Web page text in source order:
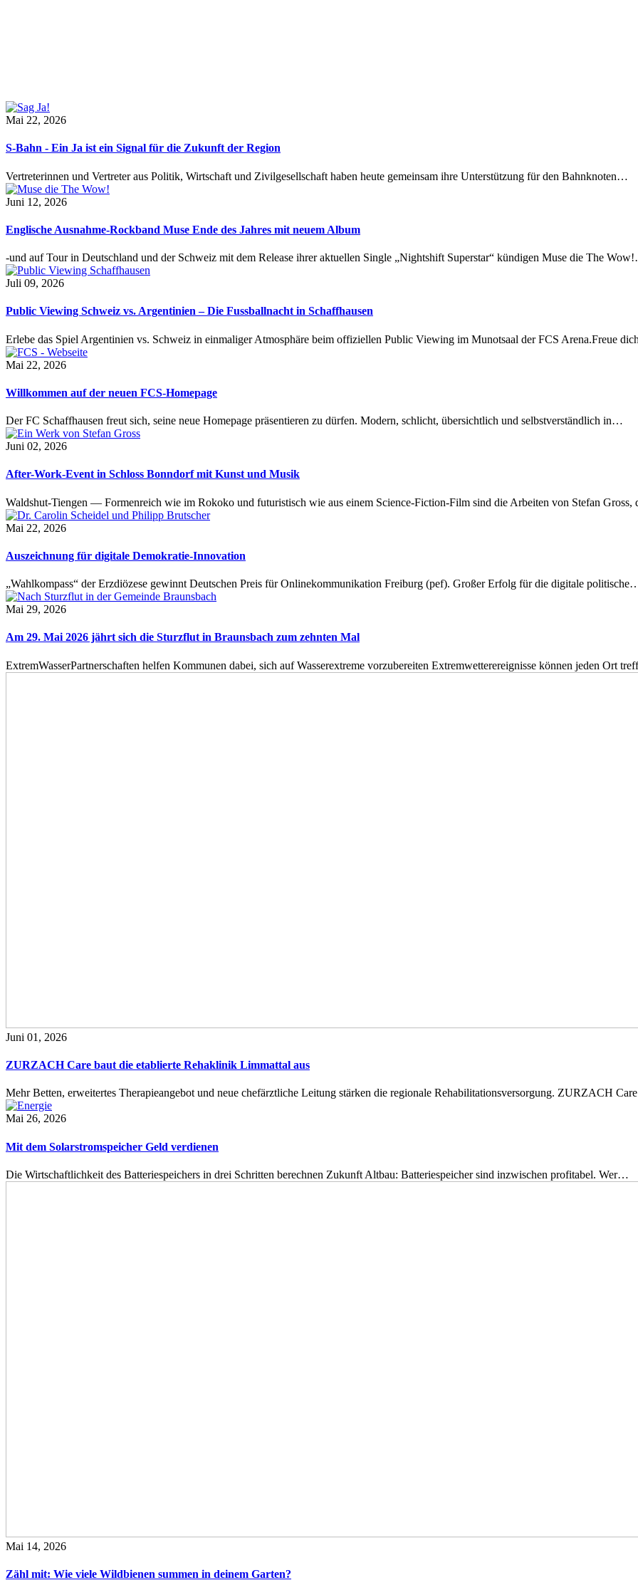
Mai 22, 2026
S-Bahn - Ein Ja ist ein Signal für die Zukunft der Region
Vertreterinnen und Vertreter aus Politik, Wirtschaft und Zivilgesellschaft haben heute gemeinsam ihre Unterstützung für den Bahnknoten…
Juni 12, 2026
Englische Ausnahme-Rockband Muse Ende des Jahres mit neuem Album
-und auf Tour in Deutschland und der Schweiz mit dem Release ihrer aktuellen Single „Nightshift Superstar“ kündigen Muse die The
Juli 09, 2026
Public Viewing Schweiz vs. Argentinien – Die Fussballnacht in Schaffhausen
Erlebe das Spiel Argentinien vs. Schweiz in einmaliger Atmosphäre beim offiziellen Public Viewing im Munotsaal der FCS Arena.Freue
Mai 22, 2026
Willkommen auf der neuen FCS-Homepage
Der FC Schaffhausen freut sich, seine neue Homepage präsentieren zu dürfen. Modern, schlicht, übersichtlich und selbstverständlich in…
Juni 02, 2026
After-Work-Event in Schloss Bonndorf mit Kunst und Musik
Waldshut-Tiengen — Formenreich wie im Rokoko und futuristisch wie aus einem Science-Fiction-Film sind die Arbeiten von Stefan
Mai 22, 2026
Auszeichnung für digitale Demokratie-Innovation
„Wahlkompass“ der Erzdiözese gewinnt Deutschen Preis für Onlinekommunikation Freiburg (pef). Großer Erfolg für die digitale
Mai 29, 2026
Am 29. Mai 2026 jährt sich die Sturzflut in Braunsbach zum zehnten Mal
ExtremWasserPartnerschaften helfen Kommunen dabei, sich auf Wasserextreme vorzubereiten Extremwetterereignisse können jeden Ort
Juni 01, 2026
ZURZACH Care baut die etablierte Rehaklinik Limmattal aus
Mehr Betten, erweitertes Therapieangebot und neue chefärztliche Leitung stärken die regionale Rehabilitationsversorgung. ZURZACH
Mai 26, 2026
Mit dem Solarstromspeicher Geld verdienen
Die Wirtschaftlichkeit des Batteriespeichers in drei Schritten berechnen Zukunft Altbau: Batteriespeicher sind inzwischen profitabel. Wer…
Mai 14, 2026
Zähl mit: Wie viele Wildbienen summen in deinem Garten?